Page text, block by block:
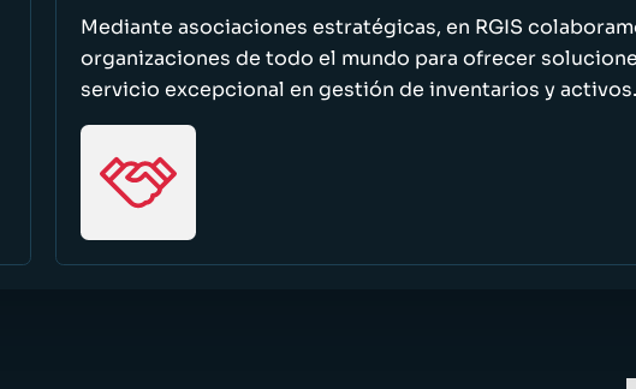
Mediante asociaciones estratégicas, en RGIS
organizaciones de todo el mundo para ofrecer
servicio excepcional en gestión de inventarios y activos.